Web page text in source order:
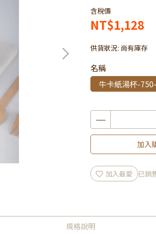
含稅價
NT$1,128
供貨狀況: 尚有庫存
名稱
牛卡紙湯杯-
加入
加入最愛 已銷
規格說明